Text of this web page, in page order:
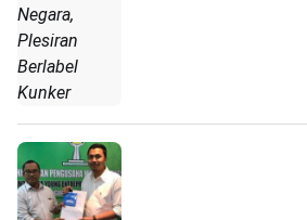
Negara,
Plesiran
Berlabel
Kunker